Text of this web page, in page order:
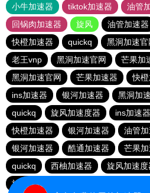
小牛加速器
tiktok加速器 油管
回锅肉加速器
旋风 油管加速器
快橙加速器
quickq 黑洞加速官
老王vnp
黑洞加速官网 芒果加
黑洞加速官网
芒果加速器 快
ins加速器
银河加速器 黑洞加
quickq
旋风加速度器 ins加速器
快橙加速器
银河加速器 油管
银河加速器
酷通加速器 芒果
quickq
西柚加速器 旋风加速度
旋风加速度器